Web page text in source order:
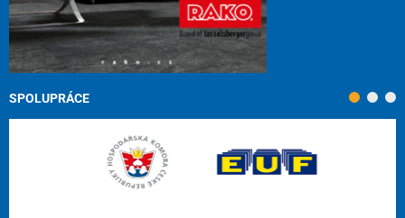
SPOLUPRÁCE